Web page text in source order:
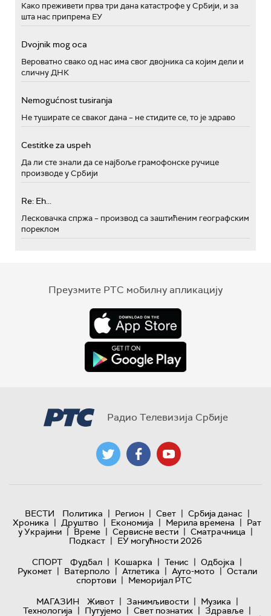
Како преживети прва три дана катастрофе у Србији, и за
шта нас припрема ЕУ
Dvojnik mog oca
Вероватно свако од нас има свог двојника са којим дели и
сличну ДНК
Nemogućnost tusiranja
Не туширате се сваког дана – не стидите се, то је здраво
Cestitke za uspeh
Да ли сте знали да се најбоље грамофонске ручице
производе у Србији
Re: Eh...
Лесковачка спржа – производ са заштићеним географским
пореклом
Преузмите РТС мобилну апликацију
Радио Телевизија Србије
ВЕСТИ Политика | Регион | Свет | Србија данас |
Хроника | Друштво | Економија | Мерила времена | Рат
у Украјини | Време | Сервисне вести | Сматрачница |
Подкаст | ЕУ могућности 2026
СПОРТ
Фудбал | Кошарка | Тенис | Одбојка |
Рукомет | Ватерполо | Атлетика | Ауто-мото | Остали
спортови | Меморијал РТС
МАГАЗИН
Живот | Занимљивости | Музика |
Технологијa | Путујемо | Свет познатих | Здравље |